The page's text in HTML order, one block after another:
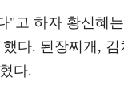
"고 하자 황신혜
다. 된장찌개,
다.